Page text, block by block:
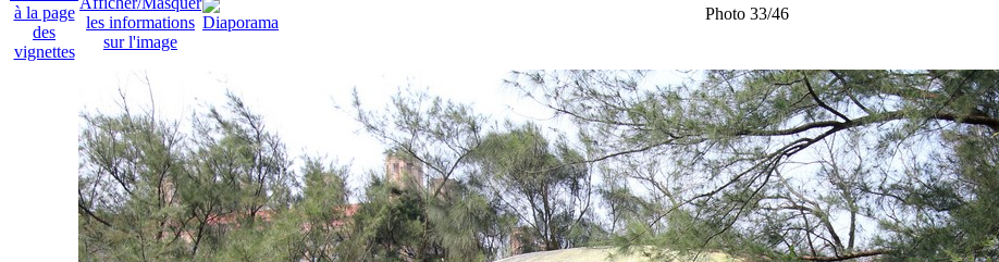
Photo 33/46